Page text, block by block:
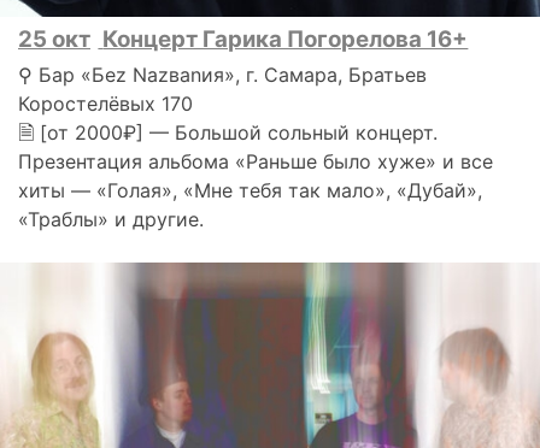
25 окт Концерт Гарика Погорелова 16+
⚲ Бар «Беz Nаzваnия», г. Самара, Братьев
Коростелёвых 170
🗎 [от 2000₽] — Большой сольный концерт.
Презентация альбома «Раньше было хуже» и все
хиты — «Голая», «Мне тебя так мало», «Дубай»,
«Траблы» и другие.